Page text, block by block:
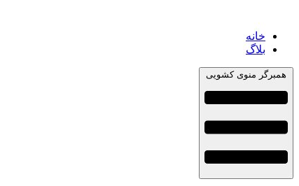
خانه
بلاگ
همبرگر منوی کشویی